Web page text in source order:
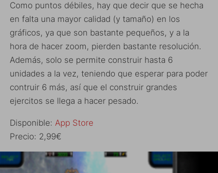
Como puntos débiles, hay que decir que se hecha
en falta una mayor calidad (y tamaño) en los
gráficos, ya que son bastante pequeños, y a la
hora de hacer zoom, pierden bastante resolución.
Además, solo se permite construir hasta 6
unidades a la vez, teniendo que esperar para poder
contruir 6 más, así que el construir grandes
ejercitos se llega a hacer pesado.
Disponible: App Store
Precio: 2,99€